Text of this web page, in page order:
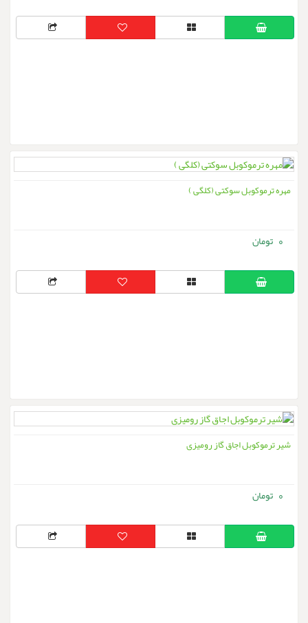
مهره ترموکوبل سوکتی (کلگی )
0
شیر ترموکوبل اجاق گاز رومیزی
0